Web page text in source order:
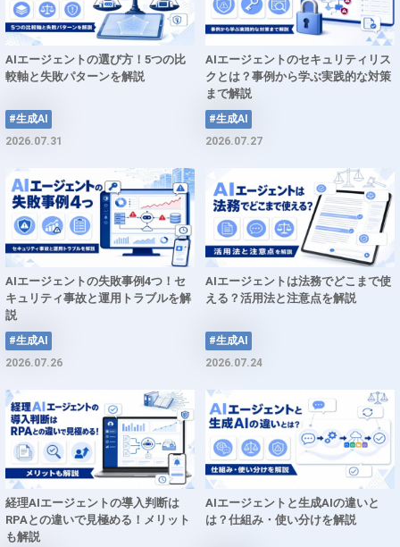
AIエージェントの選び方！5つの比
較軸と失敗パターンを解説
#生成AI
2026.07.31
AIエージェントのセキュリティリス
クとは？事例から学ぶ実践的な対策
まで解説
#生成AI
2026.07.27
AIエージェントの失敗事例4つ！セ
キュリティ事故と運用トラブルを解
説
#生成AI
2026.07.26
AIエージェントは法務でどこまで使
える？活用法と注意点を解説
#生成AI
2026.07.24
経理AIエージェントの導入判断は
RPAとの違いで見極める！メリット
も解説
AIエージェントと生成AIの違いと
は？仕組み・使い分けを解説